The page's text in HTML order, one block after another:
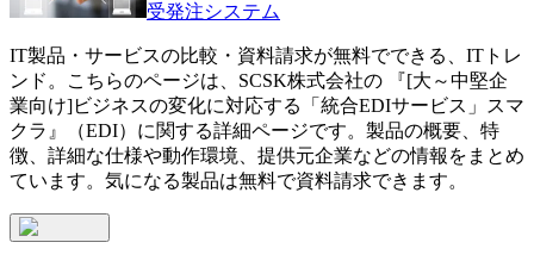
受発注システム
IT製品・サービスの比較・資料請求が無料でできる、ITトレ
ンド。こちらのページは、 SCSK株式会社の 『[大～中堅企
業向け]ビジネスの変化に対応する「統合EDIサービス」
スマ
クラ 』（EDI）に関する詳細ページです。製品の概要、特
徴、詳細な仕様や動作環境、提供元企業などの情報をまとめ
ています。気になる製品は無料で資料請求できます。